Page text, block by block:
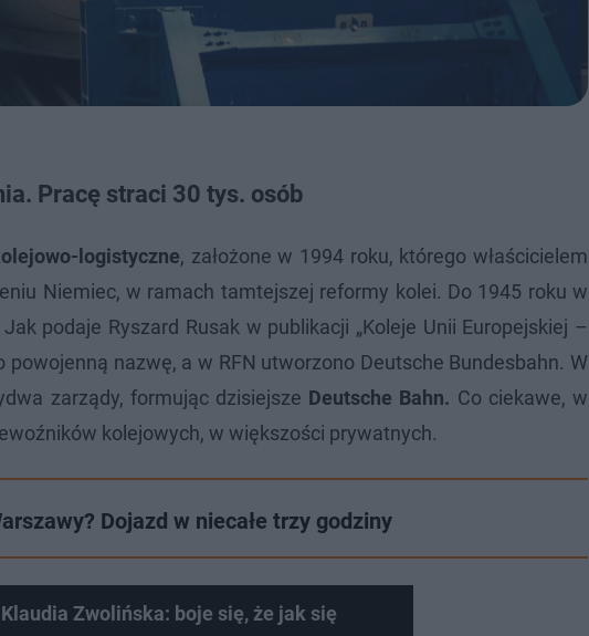
Pracę straci 30 tys. osób
logistyczne, założone w 1994 roku, którego właścicielem
Niemiec, w ramach tamtejszej reformy kolei. Do 1945 roku w
podaje Ryszard Rusak w publikacji „Koleje Unii Europejskiej –
nazwę, a w RFN utworzono Deutsche Bundesbahn. W
zarządy, formując dzisiejsze Deutsche Bahn. Co ciekawe, w
kolejowych, w większości prywatnych.
Dojazd w niecałe trzy godziny
Zwolińska: boje się, że jak się